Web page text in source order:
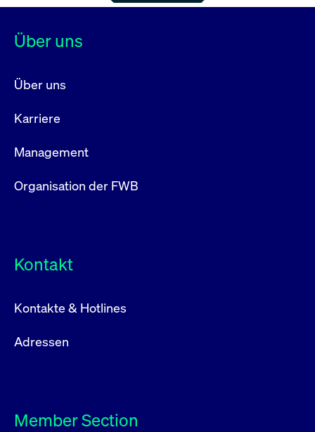
Über uns
Über uns
Karriere
Management
Organisation der FWB
Kontakt
Kontakte & Hotlines
Adressen
Member Section